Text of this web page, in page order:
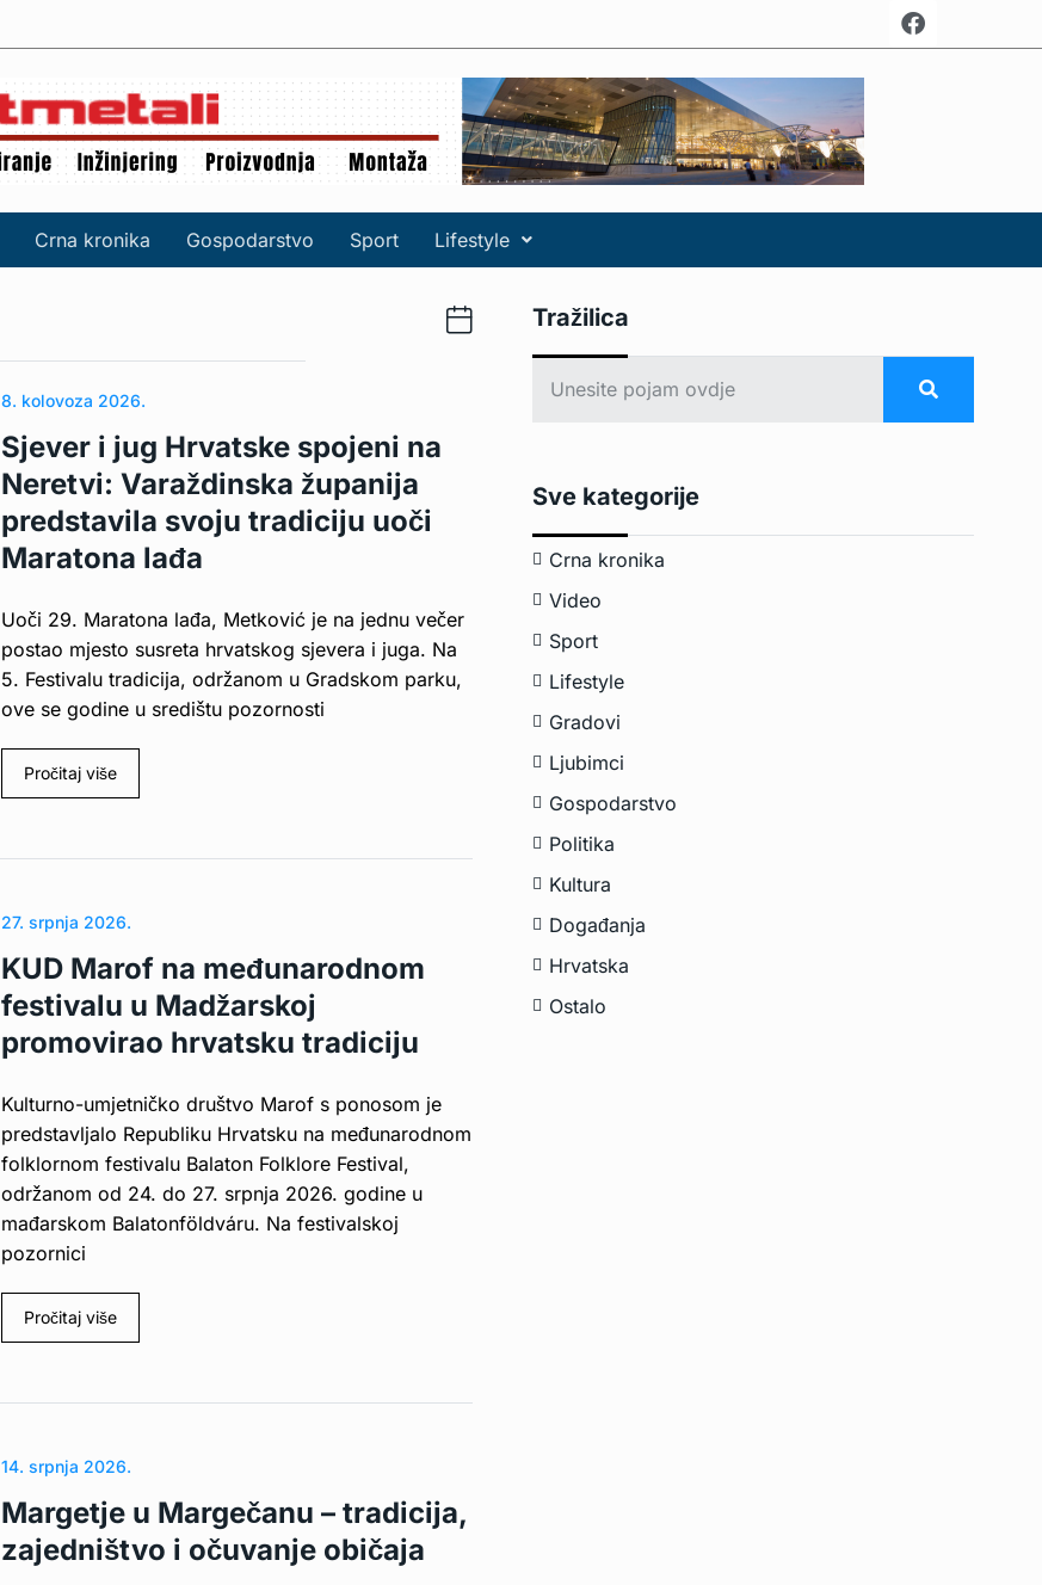
Crna kronika Gospodarstvo Sport Lifestyle
8. kolovoza 2026.
Sjever i jug Hrvatske spojeni na
Neretvi: Varaždinska županija
predstavila svoju tradiciju uoči
Maratona lađa
Uoči 29. Maratona lađa, Metković je na jednu večer
postao mjesto susreta hrvatskog sjevera i juga. Na
5. Festivalu tradicija, održanom u Gradskom parku,
ove se godine u središtu pozornosti
Pročitaj više
27. srpnja 2026.
KUD Marof na međunarodnom
festivalu u Madžarskoj
promovirao hrvatsku tradiciju
Kulturno-umjetničko društvo Marof s ponosom je
predstavljalo Republiku Hrvatsku na međunarodnom
folklornom festivalu Balaton Folklore Festival,
održanom od 24. do 27. srpnja 2026. godine u
mađarskom Balatonföldváru. Na festivalskoj
pozornici
Pročitaj više
14. srpnja 2026.
Margetje u Margečanu – tradicija,
zajedništvo i očuvanje običaja
Tražilica
Sve kategorije
Crna kronika
Video
Sport
Lifestyle
Gradovi
Ljubimci
Gospodarstvo
Politika
Kultura
Događanja
Hrvatska
Ostalo